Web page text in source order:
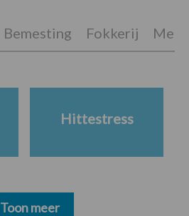
Bemesting Fokkerij
Hittestress
Toon meer